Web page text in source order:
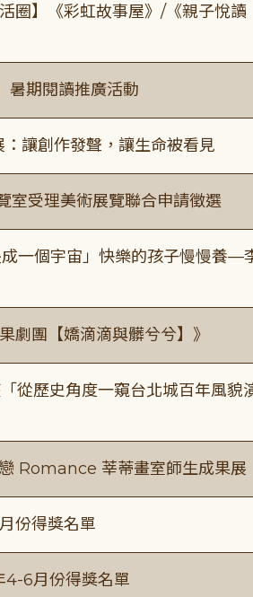
圈】《彩虹故事屋》/《親子悅讀
暑期閱讀推廣活動
：讓創作發聲，讓生命被看見
室受理美術展覽聯合申請徵選
成一個宇宙」快樂的孩子慢慢養—
劇團【嬌滴滴與髒兮兮】》
從歷史角度一窺台北城百年風貌
戀 Romance 莘蒂畫室師生成果展
份得獎名單
4-6月份得獎名單